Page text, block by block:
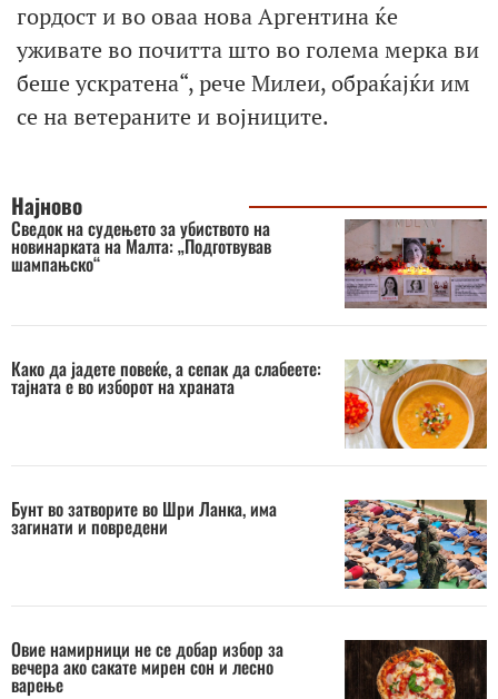
гордост и во оваа нова Аргентина ќе
уживате во почитта што во голема мерка ви
беше ускратена“, рече Милеи, обраќајќи им
се на ветераните и војниците.
Најново
Сведок на судењето за убиството на
новинарката на Малта: „Подготвував
шампањско“
Како да јадете повеќе, а сепак да слабеете:
тајната е во изборот на храната
Бунт во затворите во Шри Ланка, има
загинати и повредени
Овие намирници не се добар избор за
вечера ако сакате мирен сон и лесно
варење